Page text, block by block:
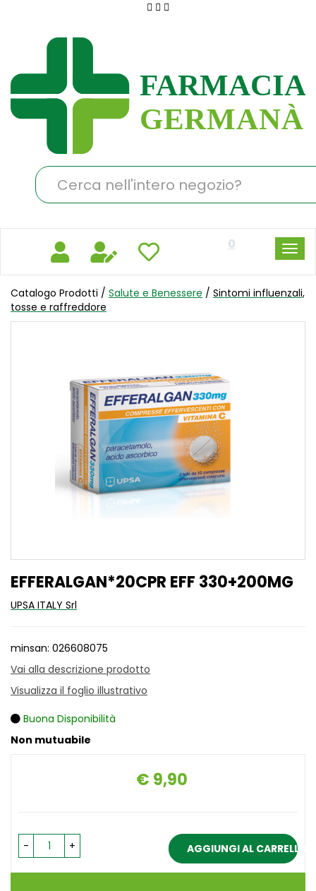
principale
Germanà
Cerca
Prodotto
0
Catalogo Prodotti / Salute e Benessere / Sintomi influenzali,
tosse e raffreddore
EFFERALGAN*20CPR EFF 330+200MG
UPSA ITALY Srl
minsan: 026608075
Vai alla descrizione prodotto
Visualizza il foglio illustrativo
Buona Disponibilità
Non mutuabile
Prezzo
€ 9,90
- + AGGIUNGI AL CARRELLO